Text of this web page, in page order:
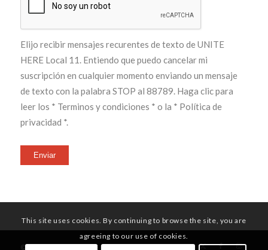
Elijo recibir mensajes recurentes de texto de UNITE
HERE Local 11. Entiendo que puedo cancelar mi
suscripción en cualquier momento enviando un mensaje
de texto con la palabra STOP al 88789. Haga clic para
leer los * Terminos y condiciones * o la * Política de
privacidad *.
Enviar
© Copyright - UNITE HERE Local 11
This site uses cookies. By continuing to browse the site, you are
agreeing to our use of cookies.